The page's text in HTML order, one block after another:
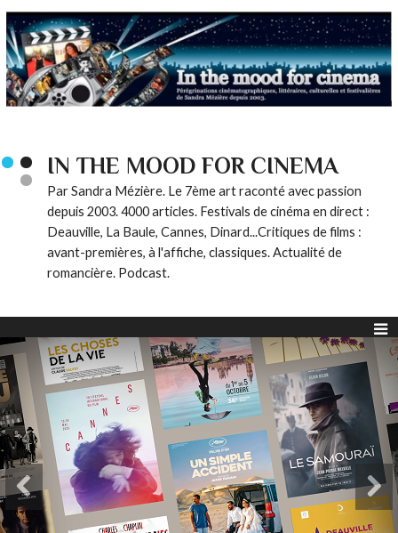
IN THE MOOD FOR CINEMA
Par Sandra Mézière. Le 7ème art raconté avec passion
depuis 2003. 4000 articles. Festivals de cinéma en direct :
Deauville, La Baule, Cannes, Dinard...Critiques de films :
avant-premières, à l'affiche, classiques. Actualité de
romancière. Podcast.